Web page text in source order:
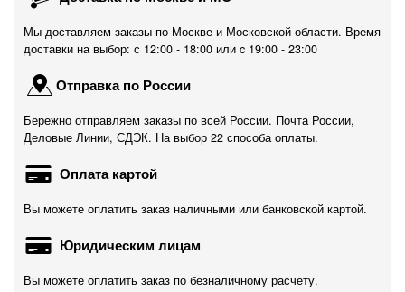
Мы доставляем заказы по Москве и Московской области. Время
доставки на выбор: с 12:00 - 18:00 или c 19:00 - 23:00
Отправка по России
Бережно отправляем заказы по всей России. Почта России,
Деловые Линии, СДЭК. На выбор 22 способа оплаты.
Оплата картой
Вы можете оплатить заказ наличными или банковской картой.
Юридическим лицам
Вы можете оплатить заказ по безналичному расчету.